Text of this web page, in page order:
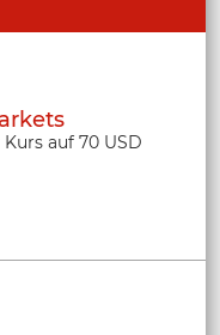
auf 70 USD